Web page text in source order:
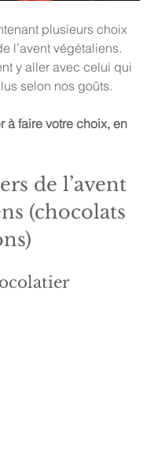
plusieurs choix
l’avent végétaliens.
y aller avec celui qui
selon nos goûts.
à faire votre choix, en
de l’avent
(chocolats